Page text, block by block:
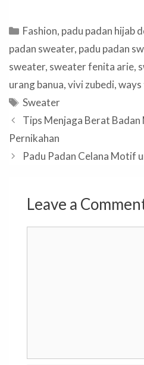
Categories
Fashion, padu padan hijab
padan sweater, padu padan
sweater, sweater fenita arie,
urang banua,vivi zubedi,ways
Tags
Sweater
Tips Menjaga Berat Badan
Pernikahan
Padu Padan Celana Motif
Leave a